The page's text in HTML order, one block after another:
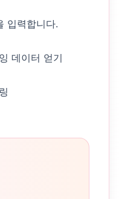
입력합니다.
데이터 얻기